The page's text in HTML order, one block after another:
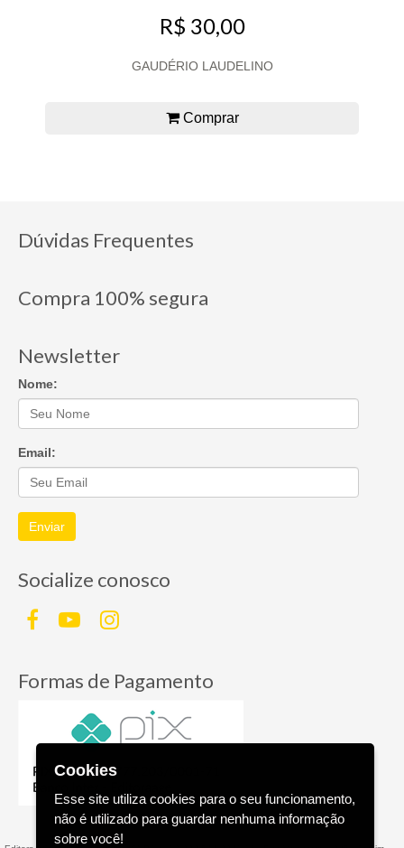
R$ 30,00
GAUDÉRIO LAUDELINO
Comprar
Dúvidas Frequentes
Compra 100% segura
Newsletter
Nome:
Email:
Enviar
Socialize conosco
Formas de Pagamento
Cookies
Esse site utiliza cookies para o seu funcionamento,
não é utilizado para guardar nenhuma informação
sobre você!